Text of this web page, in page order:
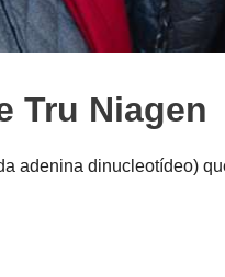
Tru Niagen
adenina dinucleotídeo)